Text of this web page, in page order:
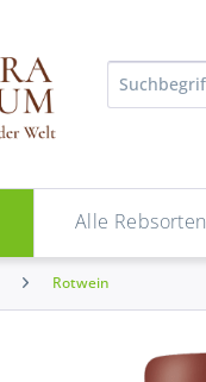
Alle Rebsorten
Rotwein